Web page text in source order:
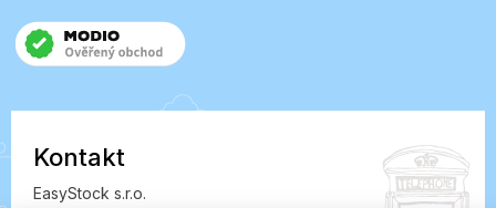
Kontakt
EasyStock s.r.o.